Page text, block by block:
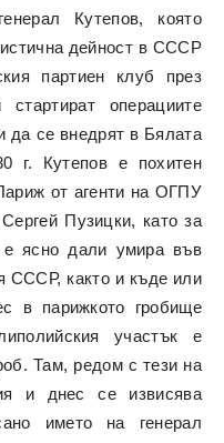
Кутепов, която
дейност в СССР
партиен клуб през
операциите
да се внедрят в Бялата
г. Кутепов е похитен
от агенти на ОГПУ
Пузицки, като за
ясно дали умира във
СССР, както и къде или
в парижкото гробище
участък е
Там, редом с тези на
и днес се извисява
името на генерал